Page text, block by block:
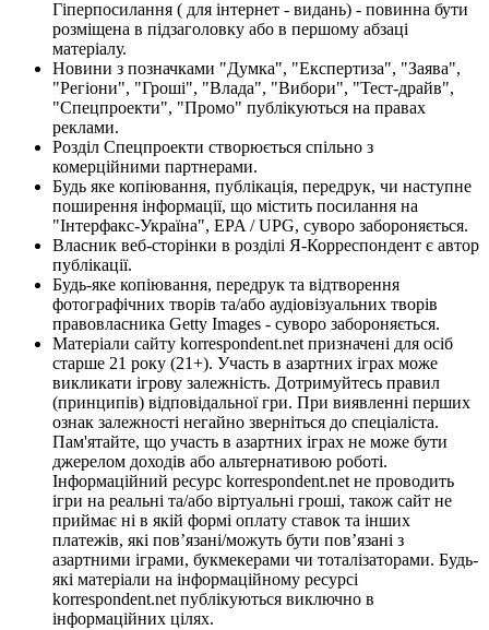
Гіперпосилання ( для інтернет - видань) - повинна бути
розміщена в підзаголовку або в першому абзаці
матеріалу.
Новини з позначками "Думка", "Експертиза", "Заява",
"Регіони", "Гроші", "Влада", "Вибори", "Тест-драйв",
"Спецпроекти", "Промо" публікуються на правах
реклами.
Розділ Спецпроекти створюється спільно з
комерційними партнерами.
Будь яке копіювання, публікація, передрук, чи наступне
поширення інформації, що містить посилання на
"Інтерфакс-Україна", EPA / UPG, суворо забороняється.
Власник веб-сторінки в розділі Я-Корреспондент є автор
публікації.
Будь-яке копіювання, передрук та відтворення
фотографічних творів та/або аудіовізуальних творів
правовласника Getty Images - суворо забороняється.
Матеріали сайту korrespondent.net призначені для осіб
старше 21 року (21+). Участь в азартних іграх може
викликати ігрову залежність. Дотримуйтесь правил
(принципів) відповідальної гри. При виявленні перших
ознак залежності негайно зверніться до спеціаліста.
Пам'ятайте, що участь в азартних іграх не може бути
джерелом доходів або альтернативою роботі.
Інформаційний ресурс korrespondent.net не проводить
ігри на реальні та/або віртуальні гроші, також сайт не
приймає ні в якій формі оплату ставок та інших
платежів, які пов’язані/можуть бути пов’язані з
азартними іграми, букмекерами чи тоталізаторами. Будь-
які матеріали на інформаційному ресурсі
korrespondent.net публікуються виключно в
інформаційних цілях.